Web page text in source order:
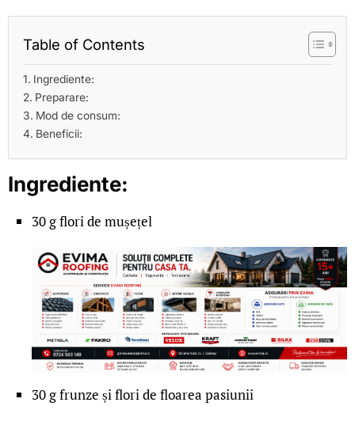
Table of Contents
Ingrediente:
Preparare:
Mod de consum:
Beneficii:
Ingrediente:
30 g flori de mușețel
30 g frunze și flori de floarea pasiunii